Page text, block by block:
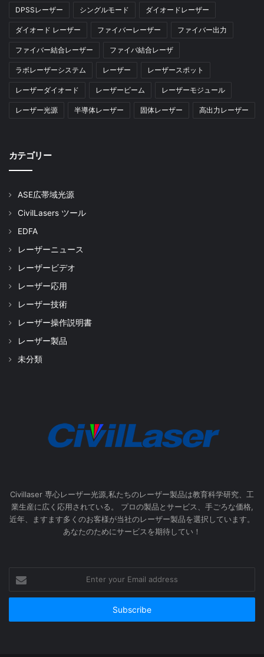
DPSSレーザー シングルモード ダイオードレーザー
ダイオード レーザー ファイバーレーザー ファイバー出力
ファイバー結合レーザー ファイバ結合レーザ
ラボレーザーシステム レーザー レーザースポット
レーザーダイオード レーザービーム レーザーモジュール
レーザー光源 半導体レーザー 固体レーザー 高出力レーザー
カテゴリー
ASE広帯域光源
CivilLasers ツール
EDFA
レーザーニュース
レーザービデオ
レーザー応用
レーザー技術
レーザー操作説明書
レーザー製品
未分類
Civillaser 専心レーザー光源,私たちのレーザー製品は教育科学研究、工
業生産に広く応用されている。 プロの製品とサービス、手ごろな価格,
近年、ますます多くのお客様が当社のレーザー製品を選択しています。
あなたのためにサービスを期待してい！
your
Email